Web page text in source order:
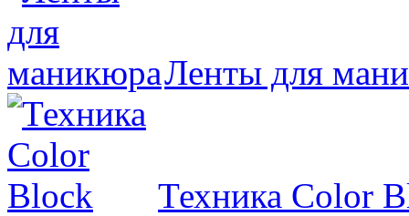
Ленты для
Техника Color